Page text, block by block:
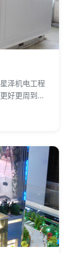
泽机电工程
好更周到的
是相对工作